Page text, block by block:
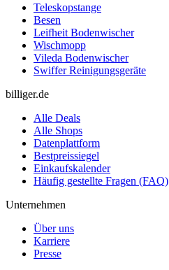
Teleskopstange
Besen
Leifheit Bodenwischer
Wischmopp
Vileda Bodenwischer
Swiffer Reinigungsgeräte
billiger.de
Alle Deals
Alle Shops
Datenplattform
Bestpreissiegel
Einkaufskalender
Häufig gestellte Fragen (FAQ)
Unternehmen
Über uns
Karriere
Presse